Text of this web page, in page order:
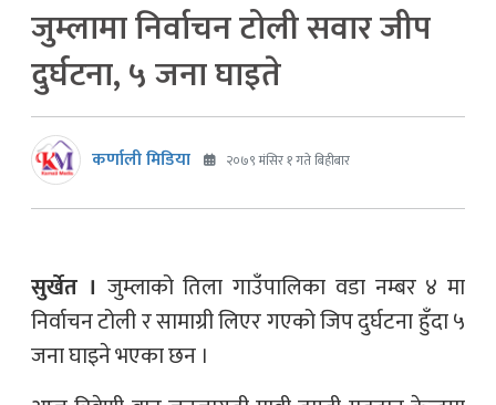
जुम्लामा निर्वाचन टोली सवार जीप
दुर्घटना, ५ जना घाइते
कर्णाली मिडिया २०७९ मंसिर १ गते बिहीबार
सुर्खेत । जुम्लाको तिला गाउँपालिका वडा नम्बर ४ मा
निर्वाचन टोली र सामाग्री लिएर गएको जिप दुर्घटना हुँदा ५
जना घाइने भएका छन ।